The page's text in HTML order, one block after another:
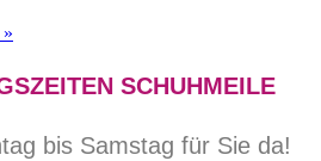
»
SCHUHMEILE
bis Samstag für Sie da!